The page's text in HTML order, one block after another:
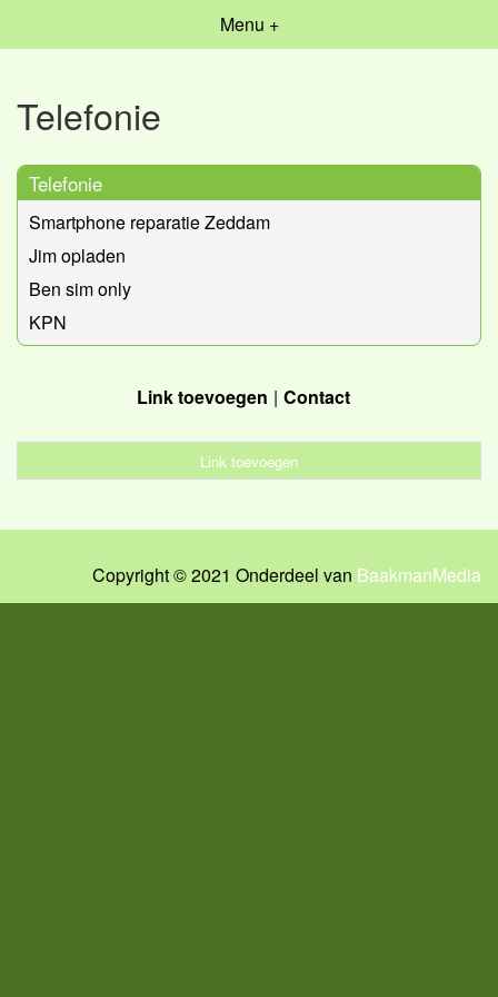
Menu +
Telefonie
Telefonie
Smartphone reparatie Zeddam
Jim opladen
Ben sim only
KPN
Link toevoegen Contact
Link toevoegen
Copyright © 2021 Onderdeel van BaakmanMedia